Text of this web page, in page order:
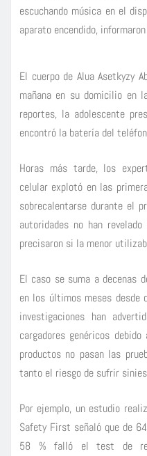
escuchando música en el
aparato encendido,
El cuerpo de Alua Asetkyzy
mañana en su domicilio en
reportes, la adolescente
encontró la batería del
Horas más tarde, los
celular explotó en las
sobrecalentarse durante el
autoridades no han
precisaron si la menor
El caso se suma a decenas
en los últimos meses desde
investigaciones han
cargadores genéricos
productos no pasan las
tanto el riesgo de sufrir
Por ejemplo, un estudio
Safety First señaló que de
58 % falló el test de